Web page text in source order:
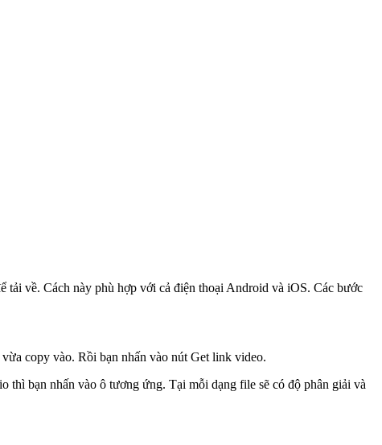
về. Cách này phù hợp với cả điện thoại Android và iOS. Các bước
copy vào. Rồi bạn nhấn vào nút Get link video.
thì bạn nhấn vào ô tương ứng. Tại mỗi dạng file sẽ có độ phân giải và